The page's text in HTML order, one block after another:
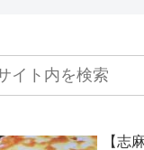
【志